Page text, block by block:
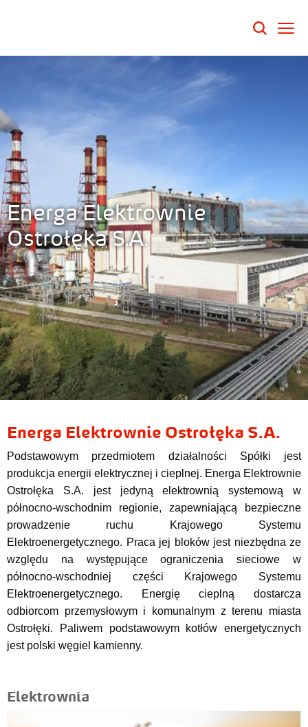
Energa Elektrownie
Ostrołęka S.A.
Energa Elektrownie Ostrołęka S.A.
Podstawowym przedmiotem działalności Spółki jest
produkcja energii elektrycznej i cieplnej. Energa Elektrownie
Ostrołęka S.A. jest jedyną elektrownią systemową w
północno-wschodnim regionie, zapewniającą bezpieczne
prowadzenie ruchu Krajowego Systemu
Elektroenergetycznego. Praca jej bloków jest niezbędna ze
względu na występujące ograniczenia sieciowe w
północno-wschodniej części Krajowego Systemu
Elektroenergetycznego. Energię cieplną dostarcza
odbiorcom przemysłowym i komunalnym z terenu miasta
Ostrołęki. Paliwem podstawowym kotłów energetycznych
jest polski węgiel kamienny.
Elektrownia